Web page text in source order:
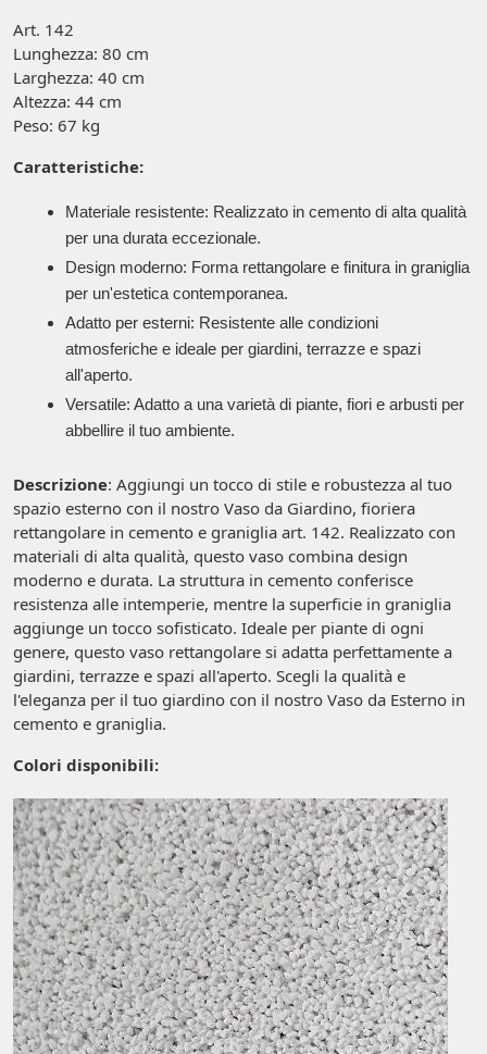
Art. 142
Lunghezza: 80 cm
Larghezza: 40 cm
Altezza: 44 cm
Peso: 67 kg
Caratteristiche:
Materiale resistente: Realizzato in cemento di alta qualità
per una durata eccezionale.
Design moderno: Forma rettangolare e finitura in graniglia
per un'estetica contemporanea.
Adatto per esterni: Resistente alle condizioni
atmosferiche e ideale per giardini, terrazze e spazi
all'aperto.
Versatile: Adatto a una varietà di piante, fiori e arbusti per
abbellire il tuo ambiente.
Descrizione: Aggiungi un tocco di stile e robustezza al tuo
spazio esterno con il nostro Vaso da Giardino, fioriera
rettangolare in cemento e graniglia art. 142. Realizzato con
materiali di alta qualità, questo vaso combina design
moderno e durata. La struttura in cemento conferisce
resistenza alle intemperie, mentre la superficie in graniglia
aggiunge un tocco sofisticato. Ideale per piante di ogni
genere, questo vaso rettangolare si adatta perfettamente a
giardini, terrazze e spazi all'aperto. Scegli la qualità e
l'eleganza per il tuo giardino con il nostro Vaso da Esterno in
cemento e graniglia.
Colori disponibili: